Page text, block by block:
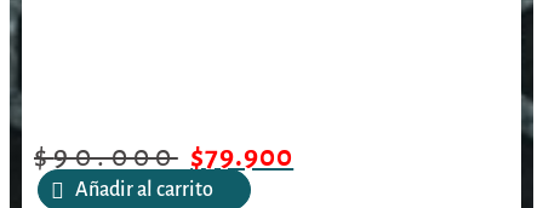
$90.000 $79.900
Añadir al carrito